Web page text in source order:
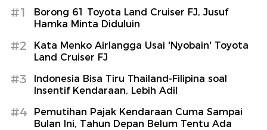
#1
Borong 61 Toyota Land Cruiser FJ, Jusuf
Hamka Minta Diduluin
#2
Kata Menko Airlangga Usai 'Nyobain' Toyota
Land Cruiser FJ
#3
Indonesia Bisa Tiru Thailand-Filipina soal
Insentif Kendaraan, Lebih Adil
#4
Pemutihan Pajak Kendaraan Cuma Sampai
Bulan Ini, Tahun Depan Belum Tentu Ada